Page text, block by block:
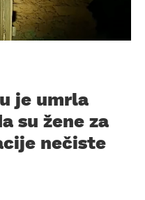
je umrla
su žene za
nečiste